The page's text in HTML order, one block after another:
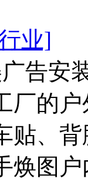
业]
告安
厂的
贴、
焕图